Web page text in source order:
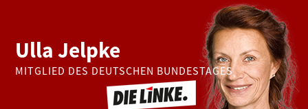
Ulla Jelpke
MITGLIED DES DEUTSCHEN BUNDESTAGES